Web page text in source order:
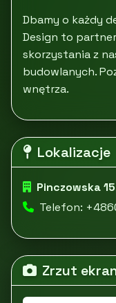
Dbamy o każdy
Design to
skorzystania z
budowlanych.
wnętrza.
Lokalizacje
Pinczowska
Telefon:
Zrzut